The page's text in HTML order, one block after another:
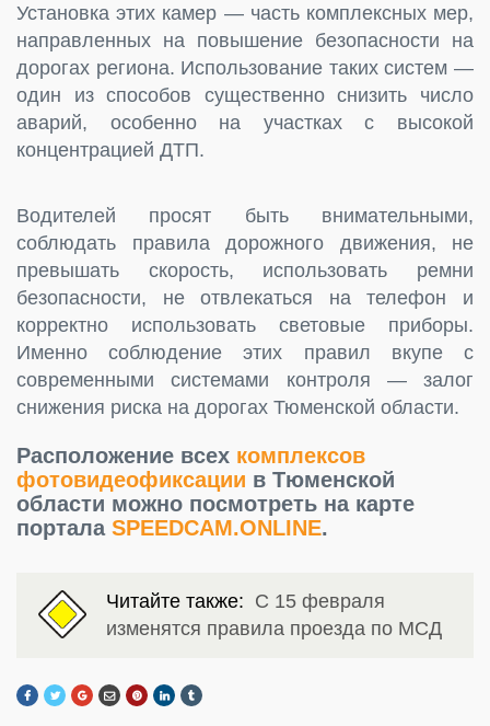
Установка этих камер — часть комплексных мер,
направленных на повышение безопасности на
дорогах региона. Использование таких систем —
один из способов существенно снизить число
аварий, особенно на участках с высокой
концентрацией ДТП.
Водителей просят быть внимательными,
соблюдать правила дорожного движения, не
превышать скорость, использовать ремни
безопасности, не отвлекаться на телефон и
корректно использовать световые приборы.
Именно соблюдение этих правил вкупе с
современными системами контроля — залог
снижения риска на дорогах Тюменской области.
Расположение всех комплексов
фотовидеофиксации в Тюменской
области можно посмотреть на карте
портала SPEEDCAM.ONLINE.
Читайте также: С 15 февраля
изменятся правила проезда по МСД